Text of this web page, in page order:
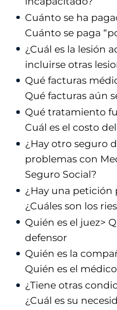
Cuánto se ha
Cuánto se paga
¿Cuál es la lesión
incluirse otras
Qué facturas
Qué facturas aún
Qué tratamiento
Cuál es el costo
¿Hay otro seguro
problemas con
Seguro Social?
¿Hay una petición
¿Cuáles son los
Quién es el juez>
defensor
Quién es la
Quién es el
¿Tiene otras
¿Cuál es su